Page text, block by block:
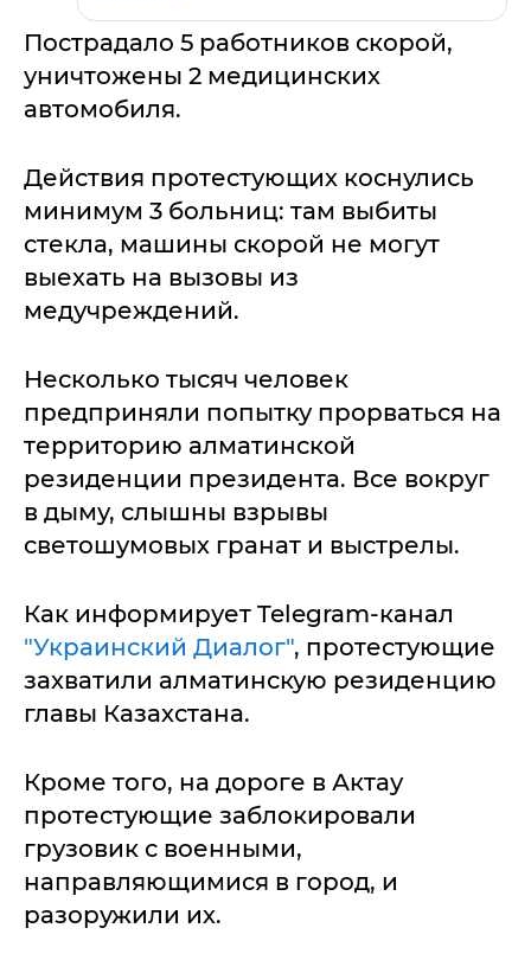
Пострадало 5 работников скорой,
уничтожены 2 медицинских
автомобиля.
Действия протестующих коснулись
минимум 3 больниц: там выбиты
стекла, машины скорой не могут
выехать на вызовы из
медучреждений.
Несколько тысяч человек
предприняли попытку прорваться на
территорию алматинской
резиденции президента. Все вокруг
в дыму, слышны взрывы
светошумовых гранат и выстрелы.
Как информирует Telegram-канал
"Украинский Диалог", протестующие
захватили алматинскую резиденцию
главы Казахстана.
Кроме того, на дороге в Актау
протестующие заблокировали
грузовик с военными,
направляющимися в город, и
разоружили их.